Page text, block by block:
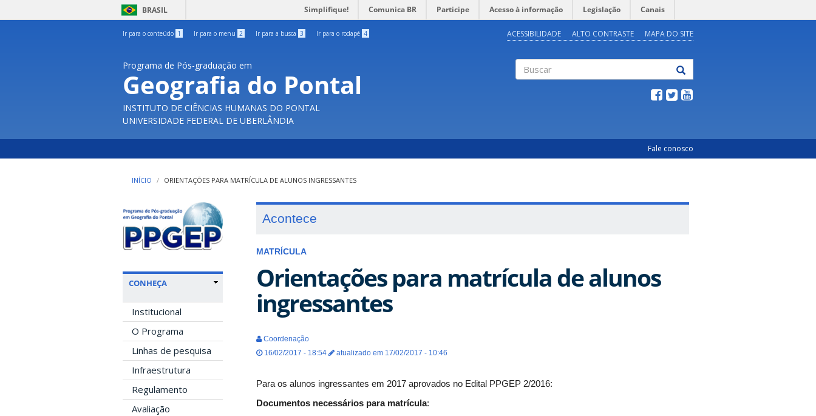
BRASIL Simplifique! Comunica BR Participe Acesso à informação Legislação Canais
Ir para o conteúdo 1 Ir para o menu 2 Ir para a busca 3 Ir para o rodapé 4 ACESSIBILIDADE ALTO CONTRASTE MAPA DO SITE
Programa de Pós-graduação em
Geografia do Pontal
INSTITUTO DE CIÊNCIAS HUMANAS DO PONTAL
UNIVERSIDADE FEDERAL DE UBERLÂNDIA
Fale conosco
INÍCIO ORIENTAÇÕES PARA MATRÍCULA DE ALUNOS INGRESSANTES
CONHEÇA
Institucional
O Programa
Linhas de pesquisa
Infraestrutura
Regulamento
Avaliação
Acontece
MATRÍCULA
Orientações para matrícula de alunos
ingressantes
Coordenação
16/02/2017 - 18:54
atualizado em 17/02/2017 - 10:46
Para os alunos ingressantes em 2017 aprovados no Edital PPGEP 2/2016:
Documentos necessários para matrícula: